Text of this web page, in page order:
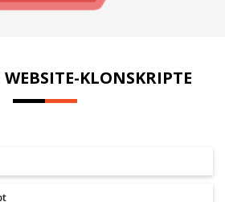
KLONSKRIPTE